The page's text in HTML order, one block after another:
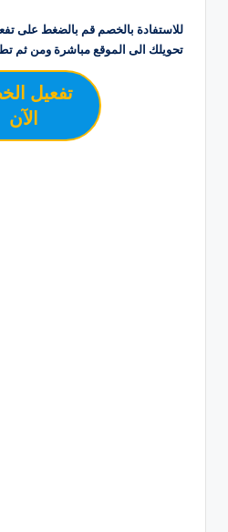
للاستفادة بالخصم قم بالضغط على
تحويلك الى الموقع مباشرة ومن ثم
تفعيل
الآن